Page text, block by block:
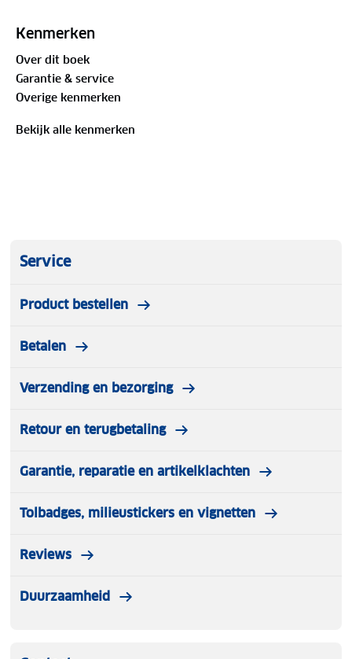
Kant-en-klare reisprogramma's en uitgestippelde
DE GEZINSACTIVITEITEN
Ontdek de leukste activiteiten voor kinderen
DE ADRESBOEKJES
Ontspanning, shopping en horeca: adressen voor
Kenmerken
Over dit boek
Garantie & service
Overige kenmerken
Bekijk alle kenmerken
Service
Product bestellen
Betalen
Verzending en bezorging
Retour en terugbetaling
Garantie, reparatie en artikelklachten
Tolbadges, milieustickers en vignetten
Reviews
Duurzaamheid